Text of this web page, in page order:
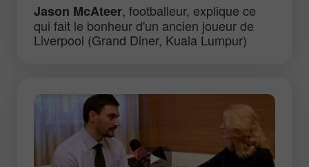
Jason McAteer, footballeur, explique ce
qui fait le bonheur d'un ancien joueur de
Liverpool (Grand Diner, Kuala Lumpur)